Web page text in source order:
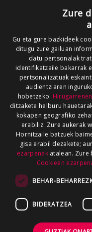
Zure
Gu eta gure bazkideek
ditugu zure gailuan
datu pertsonalak
identifikatzaile bakarrak
pertsonalizatuak
audientziaren
hobetzeko.
ditzakete helburu
kokapen geografiko
erabiliz. Zure aukerak
Hornitzaile batzuek
gisa erabil dezakete;
ezarpenakatalean. Zure
Cookieen
BEHAR-
BIDERATZEA